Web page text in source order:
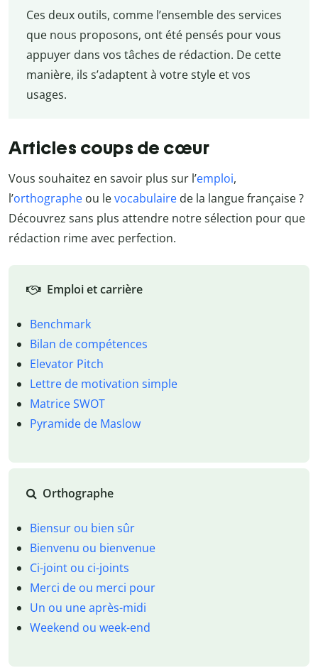
Ces deux outils, comme l’ensemble des services
que nous proposons, ont été pensés pour vous
appuyer dans vos tâches de rédaction. De cette
manière, ils s’adaptent à votre style et vos
usages.
Articles coups de cœur
Vous souhaitez en savoir plus sur l’emploi,
l’orthographe ou levocabulaire de la langue française ?
Découvrez sans plus attendre notre sélection pour que
rédaction rime avec perfection.
Emploi et carrière
Benchmark
Bilan de compétences
Elevator Pitch
Lettre de motivation simple
Matrice SWOT
Pyramide de Maslow
Orthographe
Biensur ou bien sûr
Bienvenu ou bienvenue
Ci-joint ou ci-joints
Merci de ou merci pour
Un ou une après-midi
Weekend ou week-end